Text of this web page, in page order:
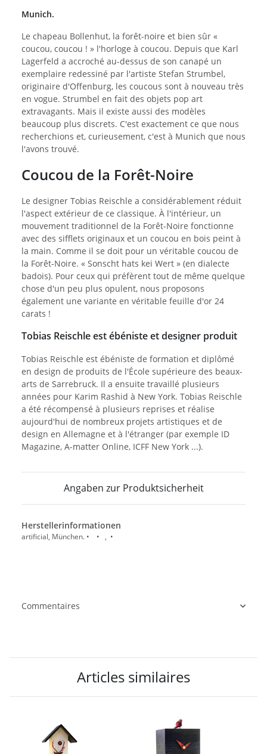
Munich.
Le chapeau Bollenhut, la forêt-noire et bien sûr «
coucou, coucou ! » l'horloge à coucou. Depuis que Karl
Lagerfeld a accroché au-dessus de son canapé un
exemplaire redessiné par l'artiste Stefan Strumbel,
originaire d'Offenburg, les coucous sont à nouveau très
en vogue. Strumbel en fait des objets pop art
extravagants. Mais il existe aussi des modèles
beaucoup plus discrets. C'est exactement ce que nous
recherchions et, curieusement, c'est à Munich que nous
l'avons trouvé.
Coucou de la Forêt-Noire
Le designer Tobias Reischle a considérablement réduit
l'aspect extérieur de ce classique. À l'intérieur, un
mouvement traditionnel de la Forêt-Noire fonctionne
avec des sifflets originaux et un coucou en bois peint à
la main. Comme il se doit pour un véritable coucou de
la Forêt-Noire. « Sonscht hats kei Wert » (en dialecte
badois). Pour ceux qui préfèrent tout de même quelque
chose d'un peu plus opulent, nous proposons
également une variante en véritable feuille d'or 24
carats !
Tobias Reischle est ébéniste et designer produit
Tobias Reischle est ébéniste de formation et diplômé
en design de produits de l'École supérieure des beaux-
arts de Sarrebruck. Il a ensuite travaillé plusieurs
années pour Karim Rashid à New York. Tobias Reischle
a été récompensé à plusieurs reprises et réalise
aujourd'hui de nombreux projets artistiques et de
design en Allemagne et à l'étranger (par exemple ID
Magazine, A-matter Online, ICFF New York ...).
Angaben zur Produktsicherheit
Herstellerinformationen
artificial, München. • • , •
Commentaires
Articles similaires